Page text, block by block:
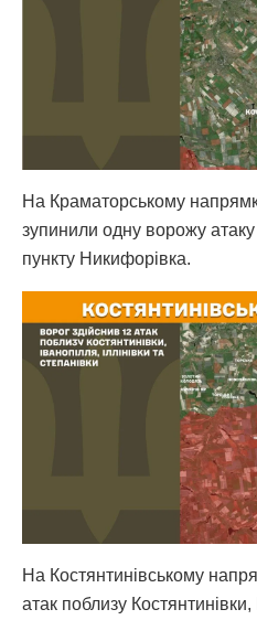
На Краматорському
зупинили одну ворожу
пункту Никифорівка.
На Костянтинівському
атак поблизу Костянтинівки,